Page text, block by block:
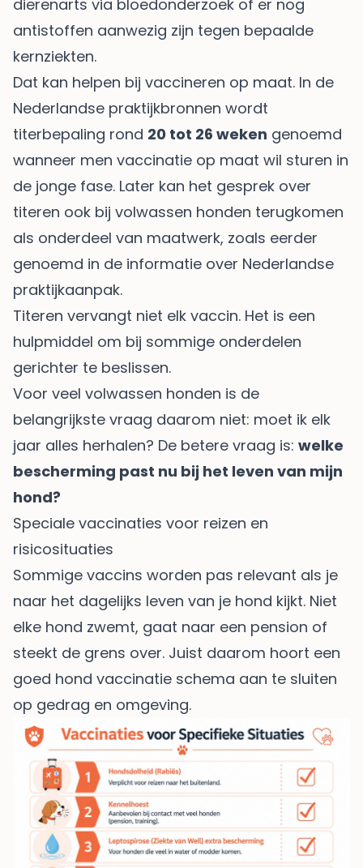
dierenarts via bloedonderzoek of er nog
antistoffen aanwezig zijn tegen bepaalde
kernziekten.
Dat kan helpen bij vaccineren op maat. In de
Nederlandse praktijkbronnen wordt
titerbepaling rond 20 tot 26 weken genoemd
wanneer men vaccinatie op maat wil sturen in
de jonge fase. Later kan het gesprek over
titeren ook bij volwassen honden terugkomen
als onderdeel van maatwerk, zoals eerder
genoemd in de informatie over Nederlandse
praktijkaanpak.
Titeren vervangt niet elk vaccin. Het is een
hulpmiddel om bij sommige onderdelen
gerichter te beslissen.
Voor veel volwassen honden is de
belangrijkste vraag daarom niet: moet ik elk
jaar alles herhalen? De betere vraag is: welke
bescherming past nu bij het leven van mijn
hond?
Speciale vaccinaties voor reizen en
risicosituaties
Sommige vaccins worden pas relevant als je
naar het dagelijks leven van je hond kijkt. Niet
elke hond zwemt, gaat naar een pension of
steekt de grens over. Juist daarom hoort een
goed hond vaccinatie schema aan te sluiten
op gedrag en omgeving.